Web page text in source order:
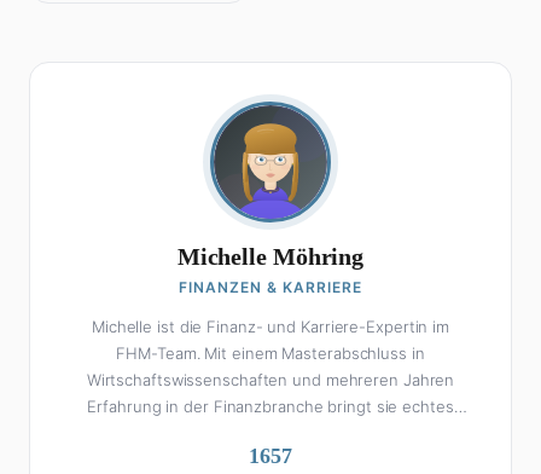
Michelle Möhring
FINANZEN & KARRIERE
Michelle ist die Finanz- und Karriere-Expertin im
FHM-Team. Mit einem Masterabschluss in
Wirtschaftswissenschaften und mehreren Jahren
Erfahrung in der Finanzbranche bringt sie echtes
Michelle klingt Altersvorsorge nicht wie eine
1657